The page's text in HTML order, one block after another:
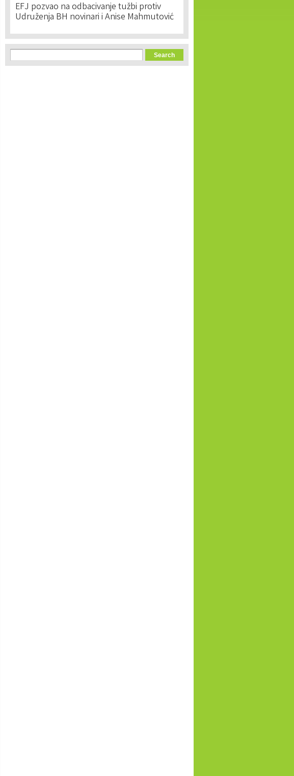
EFJ pozvao na odbacivanje tužbi protiv
Udruženja BH novinari i Anise Mahmutović
Search form
Search